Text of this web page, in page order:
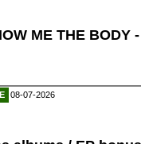
ME THE BODY
08-07-2026